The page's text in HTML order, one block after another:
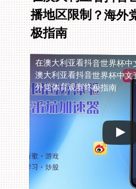
极指南
在澳大利亚看抖音世界杯
外党体育观赛终极指南